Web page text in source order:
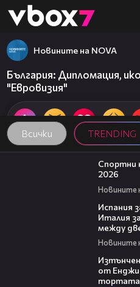
👾
Всички TRENDING
Новините на NOVA
България: Дипломация,
"Евровизия"
03:46
Спортни
2026
Новините
Испания
Италия
между
Новините
от Енджи
тортата